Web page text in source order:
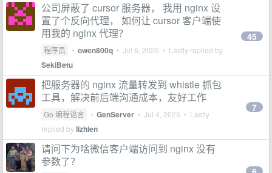
公司屏蔽了 cursor 服务器， 我用 nginx 设
置了个反向代理， 如何让 cursor 客户端使
用我的 nginx 代理？
程序员 • owen800q • Jul 6, 2025 • Lastly replied by
SekiBetu
45
把服务器的 nginx 流量转发到 whistle 抓包
工具，解决前后端沟通成本，友好工作
Go 编程语言 • GenServer • Jul 4, 2025 • Lastly
replied bylizhien
7
请问下为啥微信客户端访问到 nginx 没有
参数了？